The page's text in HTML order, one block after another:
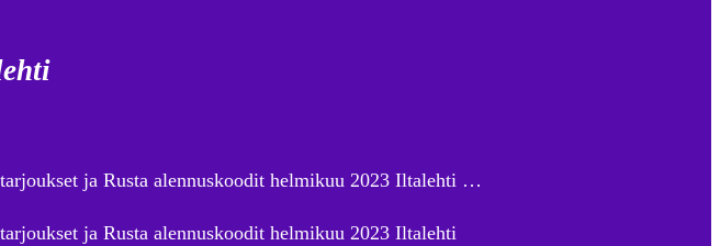
ja Rusta alennuskoodit helmikuu 2023 Iltalehti …
ja Rusta alennuskoodit helmikuu 2023 Iltalehti